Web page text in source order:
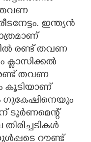
ഇന്ത്യൻ
രണ്ട് തവണ
ക്ലാസിക്കൽ
തവണ
കൂടിയാണ്
ഗുകേഷിനെയും
ടൂർണമെന്റ്
തിരിച്ചടികൾ
റൗണ്ട്